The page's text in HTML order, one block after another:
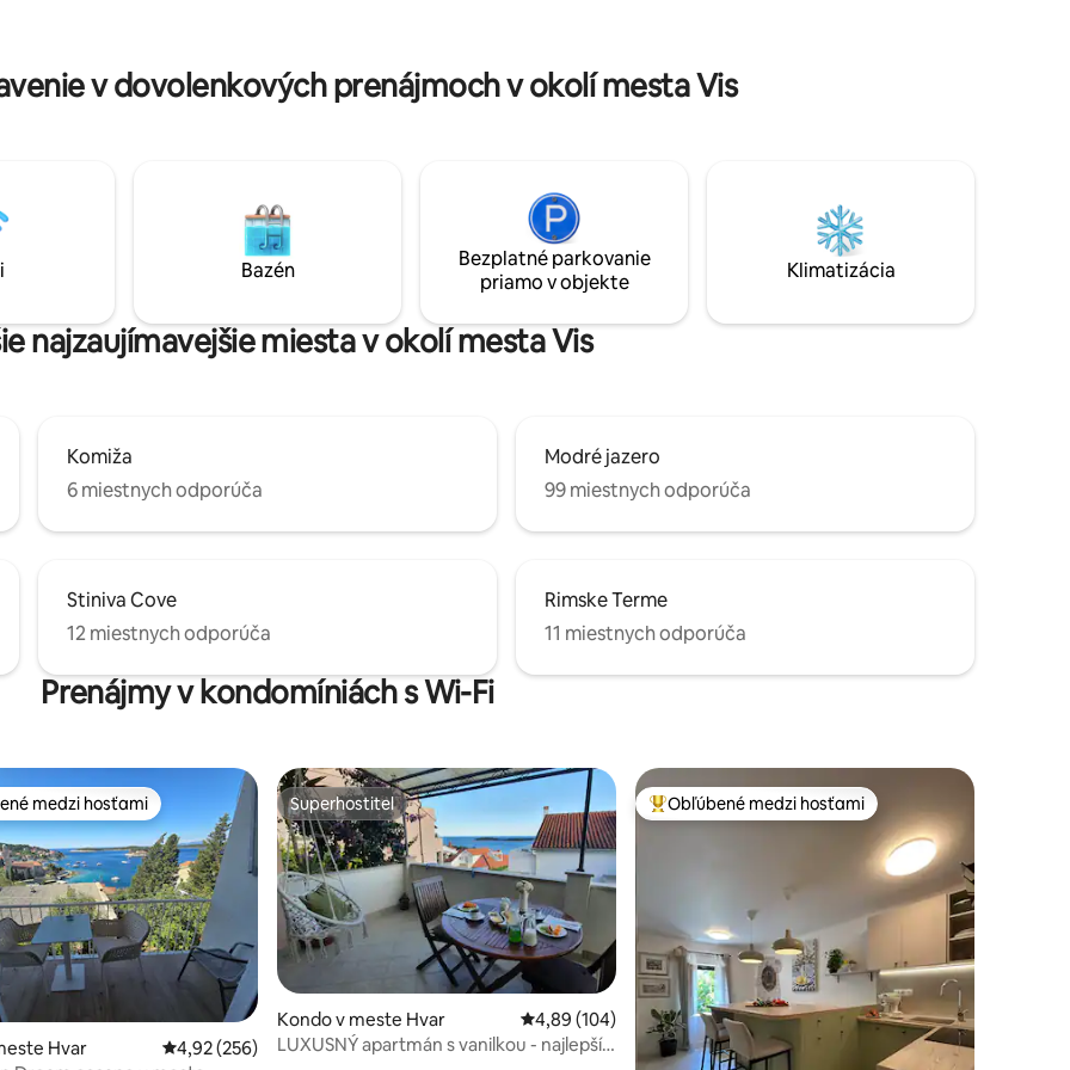
v dovolenkových prenájmoch v okolí mesta Vis
Bazén
Bezplatné parkovanie
priamo v objekte
Klimatizácia
najzaujímavejšie miesta v okolí mesta Vis
Komiža
6 miestnych odporúča
Modré jazero
99 miestnych odporúča
Stiniva Cove
12 miestnych odporúča
Rimske Terme
11 miestnych odporúča
Prenájmy v kondomíniách s Wi-Fi
4,85 z 5, počet hodnotení: 33
medzi hosťami
medzi hosťami
Hvar Priemerné ohodnotenie 4,92 z 5, počet hodnotení: 256
4,92 (256)
Superhostiteľ
Superhostiteľ
Kondo v meste Hvar Priemerné ohodnotenie 4,89 z 5, počet hodnotení: 104
4,89 (104)
LUXUSNÝ apartmán s vanilkou - najlepší
Najobľúbenejšie medzi hosťami
Obľúbené medzi hosťami